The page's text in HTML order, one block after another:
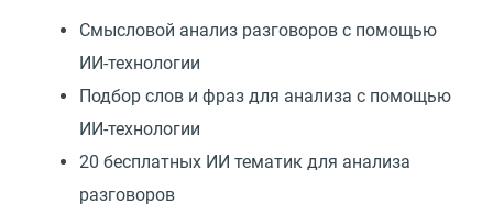
Смысловой анализ разговоров с помощью
ИИ-технологии
Подбор слов и фраз для анализа с помощью
ИИ-технологии
20 бесплатных ИИ тематик для анализа
разговоров